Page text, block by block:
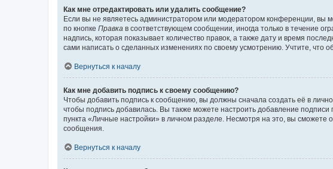
Как мне отредактировать или удалить сообщение?
Если вы не являетесь администратором или модератором конференции, вы
по кнопке Правка в соответствующем сообщении, иногда только в течение
надпись, которая показывает количество правок, а также дату и время
сами написать о сделанных изменениях по своему усмотрению. Учтите, что
Вернуться к началу
Как мне добавить подпись к своему сообщению?
Чтобы добавить подпись к сообщению, вы должны сначала создать её в
чтобы подпись добавилась. Вы также можете настроить добавление
пункта «Личные настройки» в личном разделе. Несмотря на это, вы
сообщения.
Вернуться к началу